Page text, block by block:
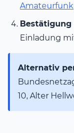
Bestätigung
Einladung
Alternativ
10, Alter